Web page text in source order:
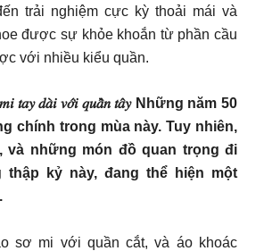
trải nghiệm cực kỳ thoải mái và
được sự khỏe khoắn từ phần cầu
với nhiều kiểu quần.
𝑡𝑎𝑦 𝑑𝑎̀𝑖 𝑣𝑜̛́𝑖 𝑞𝑢𝑎̂̀𝑛 𝑡𝑎̂𝑦 Những năm 50
chính trong mùa này. Tuy nhiên,
và những món đồ quan trọng đi
thập kỷ này, đang thể hiện một
sơ mi với quần cắt, và áo khoác